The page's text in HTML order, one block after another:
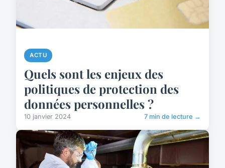
ACTU
Quels sont les enjeux des
politiques de protection des
données personnelles ?
10 janvier 2024 7 min de lecture →